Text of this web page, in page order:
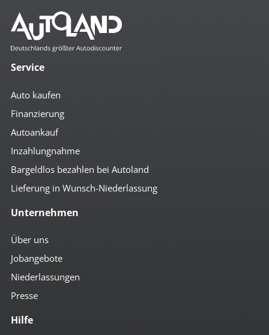
Service
Auto kaufen
Finanzierung
Autoankauf
Inzahlungnahme
Bargeldlos bezahlen bei Autoland
Lieferung in Wunsch-Niederlassung
Unternehmen
Über uns
Jobangebote
Niederlassungen
Presse
Hilfe